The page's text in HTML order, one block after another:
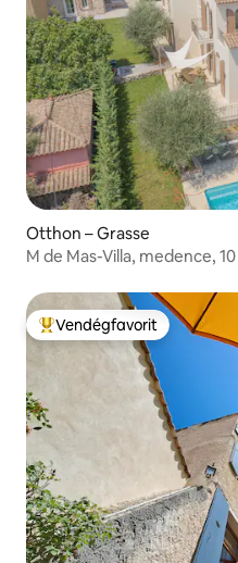
Otthon – Grasse
M de Mas-Villa, medence,
Kiemelt vendégfavorit
Vendégfavorit